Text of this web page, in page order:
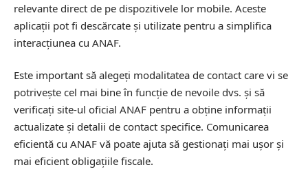
relevante direct de pe dispozitivele lor mobile. Aceste
aplicații pot fi descărcate și utilizate pentru a simplifica
interacțiunea cu ANAF.
Este important să alegeți modalitatea de contact care vi se
potrivește cel mai bine în funcție de nevoile dvs. și să
verificați site-ul oficial ANAF pentru a obține informații
actualizate și detalii de contact specifice. Comunicarea
eficientă cu ANAF vă poate ajuta să gestionați mai ușor și
mai eficient obligațiile fiscale.